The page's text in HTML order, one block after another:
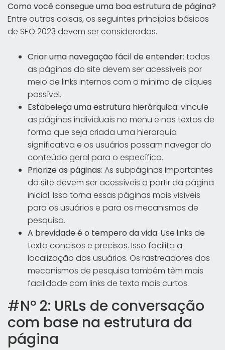
Como você consegue uma boa estrutura de página?
Entre outras coisas, os seguintes princípios básicos
de SEO 2023 devem ser considerados.
Criar uma navegação fácil de entender: todas
as páginas do site devem ser acessíveis por
meio de links internos com o mínimo de cliques
possível.
Estabeleça uma estrutura hierárquica: vincule
as páginas individuais no menu e nos textos de
forma que seja criada uma hierarquia
significativa e os usuários possam navegar do
conteúdo geral para o específico.
Priorize as páginas: As subpáginas importantes
do site devem ser acessíveis a partir da página
inicial. Isso torna essas páginas mais visíveis
para os usuários e para os mecanismos de
pesquisa.
A brevidade é o tempero da vida: Use links de
texto concisos e precisos. Isso facilita a
localização dos usuários. Os rastreadores dos
mecanismos de pesquisa também têm mais
facilidade com links de texto mais curtos.
#Nº 2: URLs de conversação
com base na estrutura da
página